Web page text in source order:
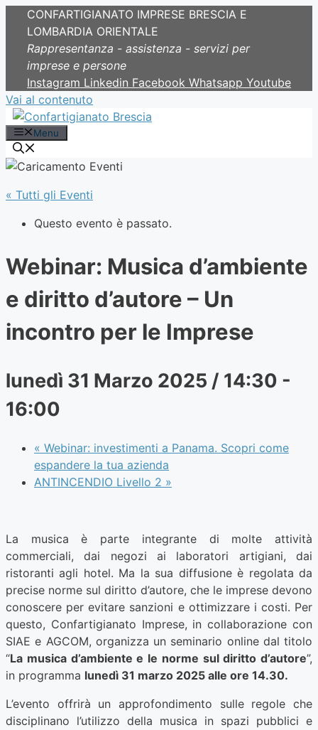
CONFARTIGIANATO IMPRESE BRESCIA E
LOMBARDIA ORIENTALE
Rappresentanza - assistenza - servizi per
imprese e persone
Instagram Linkedin Facebook Whatsapp Youtube
Vai al contenuto
Menu
« Tutti gli Eventi
Questo evento è passato.
Webinar: Musica d’ambiente
e diritto d’autore – Un
incontro per le Imprese
lunedì 31 Marzo 2025 / 14:30 -
16:00
« Webinar: investimenti a Panama. Scopri come
espandere la tua azienda
ANTINCENDIO Livello 2 »
La musica è parte integrante di molte attività
commerciali, dai negozi ai laboratori artigiani, dai
ristoranti agli hotel. Ma la sua diffusione è regolata da
precise norme sul diritto d’autore, che le imprese devono
conoscere per evitare sanzioni e ottimizzare i costi. Per
questo, Confartigianato Imprese, in collaborazione con
SIAE e AGCOM, organizza un seminario online dal titolo
“La musica d’ambiente e le norme sul diritto d’autore”,
in programma lunedì 31 marzo 2025 alle ore 14.30.
L’evento offrirà un approfondimento sulle regole che
disciplinano l’utilizzo della musica in spazi pubblici e